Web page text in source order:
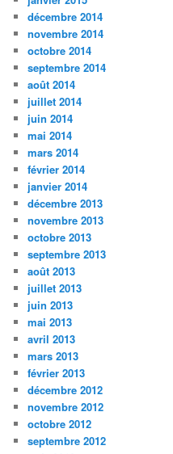
décembre 2014
novembre 2014
octobre 2014
septembre 2014
août 2014
juillet 2014
juin 2014
mai 2014
mars 2014
février 2014
janvier 2014
décembre 2013
novembre 2013
octobre 2013
septembre 2013
août 2013
juillet 2013
juin 2013
mai 2013
avril 2013
mars 2013
février 2013
décembre 2012
novembre 2012
octobre 2012
septembre 2012